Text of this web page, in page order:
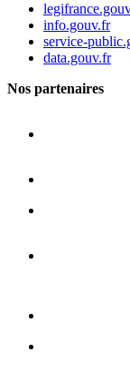
info.gouv.fr
service-
data.gouv.fr
Nos partenaires